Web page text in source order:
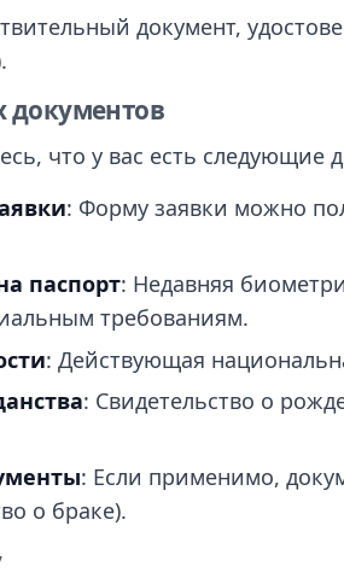
документ,
документов
что у вас есть следующие
: Форму заявки можно
паспорт: Недавняя
требованиям.
: Действующая
: Свидетельство о
: Если применимо,
о браке).